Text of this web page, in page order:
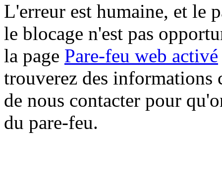
L'erreur est humaine, et le
le blocage n'est pas
la page Pare-feu web activé
trouverez des informations
de nous contacter pour
du pare-feu.